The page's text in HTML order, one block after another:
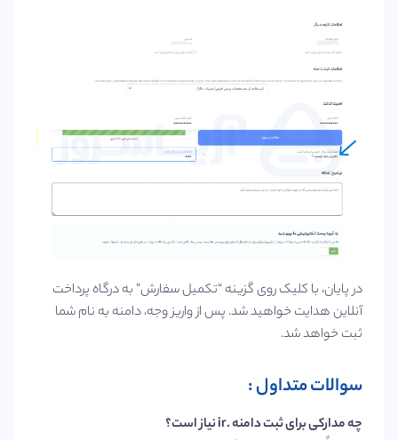
در پایان، با کلیک روی گزینه “تکمیل سفارش” به درگاه پرداخت
آنلاین هدایت خواهید شد. پس از واریز وجه، دامنه به نام شما
ثبت خواهد شد.
سوالات متداول :
چه مدارکی برای ثبت دامنه .ir نیاز است؟